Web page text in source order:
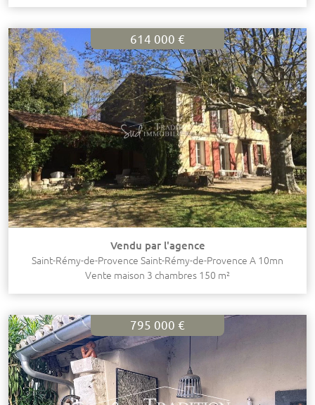
614 000 €
Vendu par l'agence
Saint-Rémy-de-Provence Saint-Rémy-de-Provence A 10mn
Vente maison 3 chambres 150 m²
795 000 €